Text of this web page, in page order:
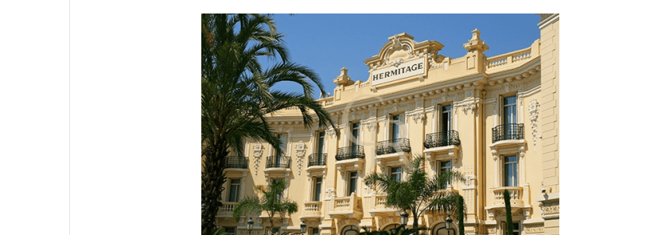
Проявит ли суд милосердие с
учётом covid и особых
обстоятельств?